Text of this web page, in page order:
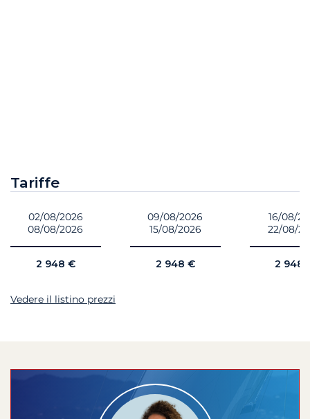
Tariffe
02/08/2026
08/08/2026
2 948 €
09/08/2026
15/08/2026
2 948 €
16/08/
22/08/
2 948
Vedere il listino prezzi